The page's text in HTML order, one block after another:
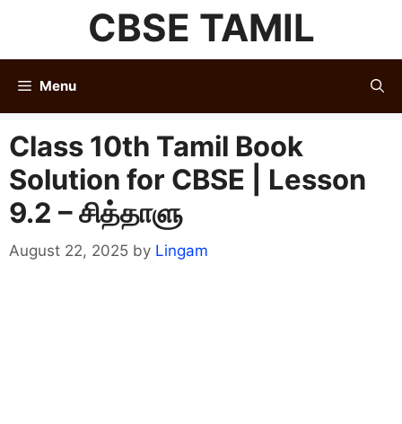
content
CBSE TAMIL
Menu
Class 10th Tamil Book
Solution for CBSE | Lesson
9.2 – சித்தாளு
August 22, 2025 by Lingam